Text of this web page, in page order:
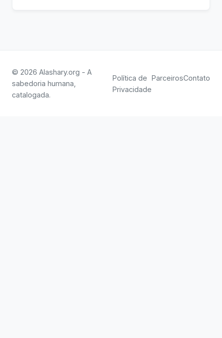
© 2026 Alashary.org - A
sabedoria humana,
catalogada.
Política de
Privacidade
ParceirosContato